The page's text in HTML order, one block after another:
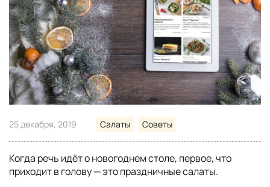
25 декабря, 2019 Салаты Советы
Когда речь идёт о новогоднем столе, первое, что
приходит в голову — это праздничные салаты.